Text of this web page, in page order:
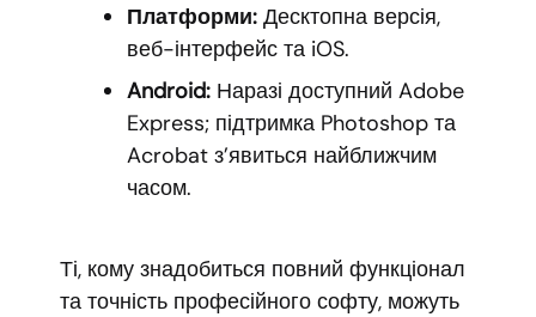
Платформи: Десктопна версія,
веб-інтерфейс та iOS.
Android: Наразі доступний Adobe
Express; підтримка Photoshop та
Acrobat з’явиться найближчим
часом.
Ті, кому знадобиться повний функціонал
та точність професійного софту, можуть